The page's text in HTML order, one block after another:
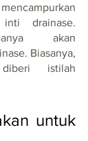
drainase.
akan
Biasanya,
istilah
untuk